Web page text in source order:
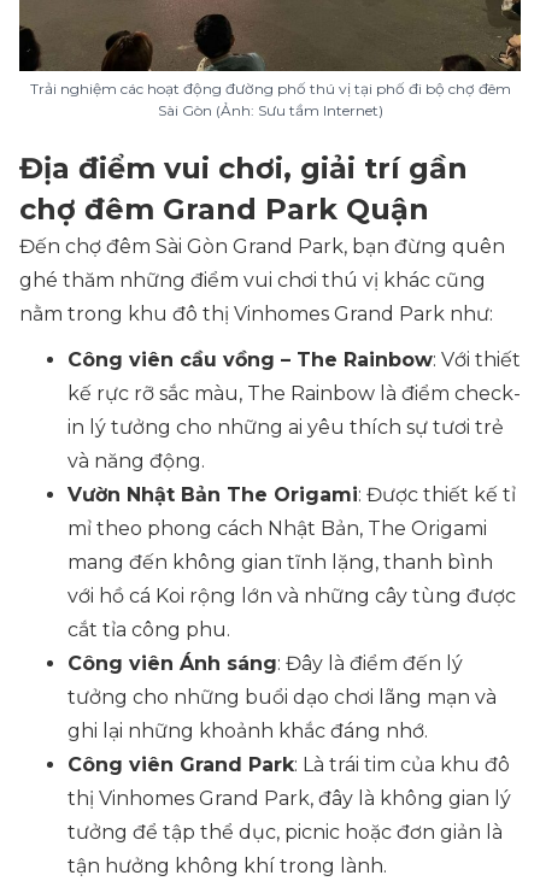
Trải nghiệm các hoạt động đường phố thú vị tại phố đi bộ chợ đêm
Sài Gòn (Ảnh: Sưu tầm Internet)
Địa điểm vui chơi, giải trí gần
chợ đêm Grand Park Quận
Đến chợ đêm Sài Gòn Grand Park, bạn đừng quên
ghé thăm những điểm vui chơi thú vị khác cũng
nằm trong khu đô thị Vinhomes Grand Park như:
Công viên cầu vồng – The Rainbow: Với thiết
kế rực rỡ sắc màu, The Rainbow là điểm check-
in lý tưởng cho những ai yêu thích sự tươi trẻ
và năng động.
Vườn Nhật Bản The Origami: Được thiết kế tỉ
mỉ theo phong cách Nhật Bản, The Origami
mang đến không gian tĩnh lặng, thanh bình
với hồ cá Koi rộng lớn và những cây tùng được
cắt tỉa công phu.
Công viên Ánh sáng: Đây là điểm đến lý
tưởng cho những buổi dạo chơi lãng mạn và
ghi lại những khoảnh khắc đáng nhớ.
Công viên Grand Park: Là trái tim của khu đô
thị Vinhomes Grand Park, đây là không gian lý
tưởng để tập thể dục, picnic hoặc đơn giản là
tận hưởng không khí trong lành.